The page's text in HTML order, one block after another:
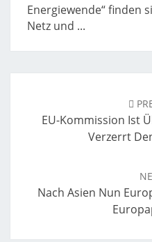
Energiewende“ finden
Netz und ...
EU-Kommission Ist
Verzerrt
Nach Asien Nun